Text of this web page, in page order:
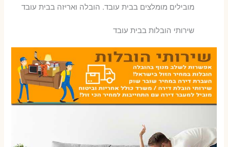
‫מובילים מומלצים בבית עובד. הובלה ואריזה בבית עובד
שירותי הובלות בבית עובד